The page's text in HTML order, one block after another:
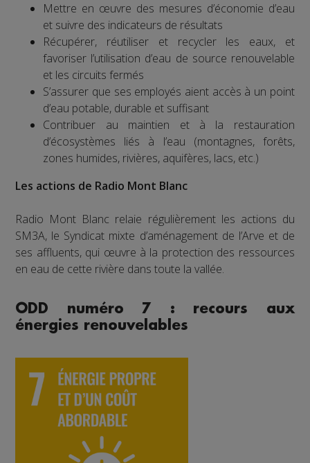
Mettre en œuvre des mesures d’économie d’eau
et suivre des indicateurs de résultats
Récupérer, réutiliser et recycler les eaux, et
favoriser l’utilisation d’eau de source renouvelable
et les circuits fermés
S’assurer que ses employés aient accès à un point
d’eau potable, durable et suffisant
Contribuer au maintien et à la restauration
d’écosystèmes liés à l’eau (montagnes, forêts,
zones humides, rivières, aquifères, lacs, etc.)
Les actions de Radio Mont Blanc
Radio Mont Blanc relaie régulièrement les actions du
SM3A, le Syndicat mixte d’aménagement de l’Arve et de
ses affluents, qui œuvre à la protection des ressources
en eau de cette rivière dans toute la vallée.
ODD numéro 7 : recours aux
énergies renouvelables